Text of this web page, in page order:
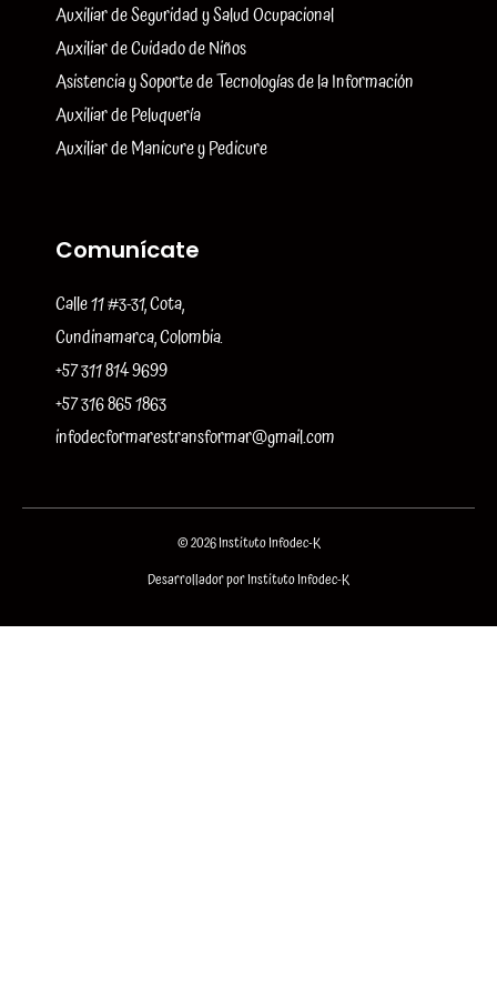
Auxiliar de Seguridad y Salud Ocupacional
Auxiliar de Cuidado de Niños
Asistencia y Soporte de Tecnologías de la Información
Auxiliar de Peluquería
Auxiliar de Manicure y Pedicure
Comunícate
Calle 11 #3-31, Cota,
Cundinamarca, Colombia.
+57 311 814 9699
+57 316 865 1863
infodecformarestransformar@gmail.com
© 2026 Instituto Infodec-K
Desarrollador por Instituto Infodec-K